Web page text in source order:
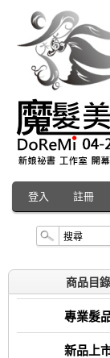
登入 註冊
商品目錄
專業髮
新品上